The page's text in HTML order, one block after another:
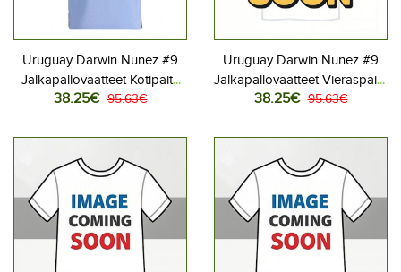
Uruguay Darwin Nunez #9
Jalkapallovaatteet Kotipaita
MM-kisat 2026 Lyhythihainen
38.25€ 95.63€
Uruguay Darwin Nunez #9
Jalkapallovaatteet Vieraspaita
MM-kisat 2026 Lyhythihainen
38.25€ 95.63€